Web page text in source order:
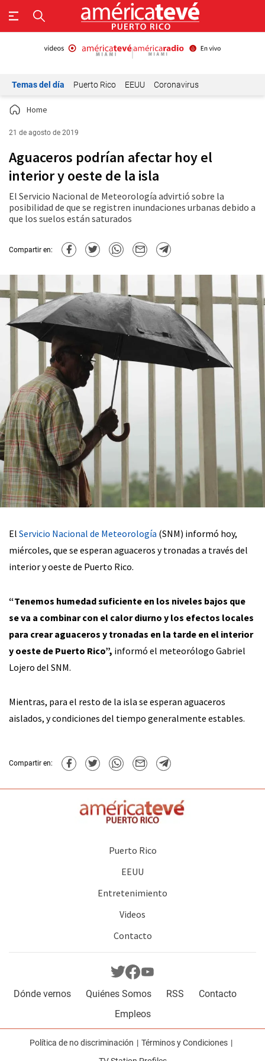
Temas del día Puerto Rico EEUU Coronavirus
Home
21 de agosto de 2019
Aguaceros podrían afectar hoy el
interior y oeste de la isla
El Servicio Nacional de Meteorología advirtió sobre la
posibilidad de que se registren inundaciones urbanas debido a
que los suelos están saturados
Compartir en:
El Servicio Nacional de Meteorología (SNM) informó hoy,
miércoles, que se esperan aguaceros y tronadas a través del
interior y oeste de Puerto Rico.
“Tenemos humedad suficiente en los niveles bajos que
se va a combinar con el calor diurno y los efectos locales
para crear aguaceros y tronadas en la tarde en el interior
y oeste de Puerto Rico”, informó el meteorólogo Gabriel
Lojero del SNM.
Mientras, para el resto de la isla se esperan aguaceros
aislados, y condiciones del tiempo generalmente estables.
Compartir en:
Puerto Rico
EEUU
Entretenimiento
Videos
Contacto
Dónde vernos Quiénes Somos RSS
Contacto
Empleos
Política de no discriminación
Términos y Condiciones